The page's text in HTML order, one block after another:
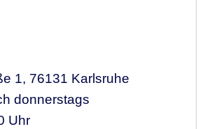
1, 76131 Karlsruhe
donnerstags
Uhr